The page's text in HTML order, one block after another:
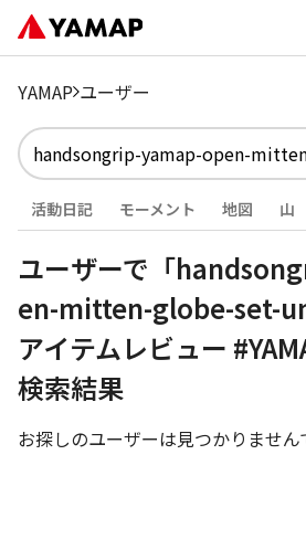
YAMAP ユーザー
活動日記 モーメント 地図 山
ユーザーで「
en-mitten-globe-set-
アイテムレビュー
検索結果
お探しのユーザーは見つかりません